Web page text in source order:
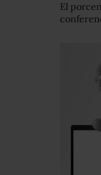
El